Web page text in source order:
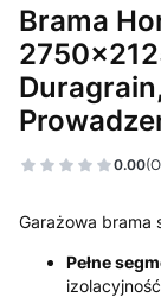
Brama
0.00
Garażowa brama
Pełne